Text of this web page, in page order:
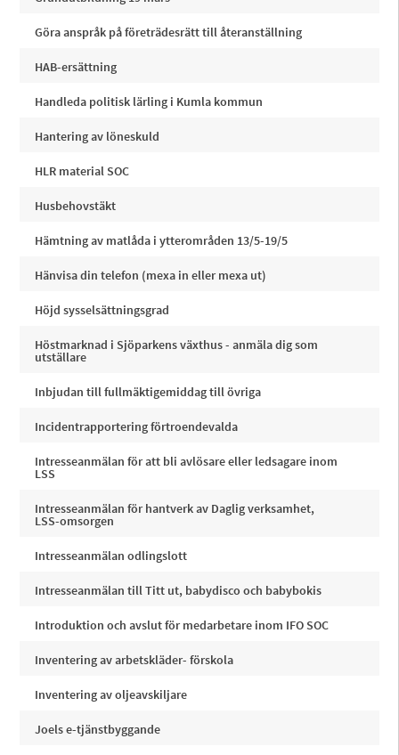
Göra anspråk på företrädesrätt till återanställning
HAB-ersättning
Handleda politisk lärling i Kumla kommun
Hantering av löneskuld
HLR material SOC
Husbehovstäkt
Hämtning av matlåda i ytterområden 13/5-19/5
Hänvisa din telefon (mexa in eller mexa ut)
Höjd sysselsättningsgrad
Höstmarknad i Sjöparkens växthus - anmäla dig som
utställare
Inbjudan till fullmäktigemiddag till övriga
Incidentrapportering förtroendevalda
Intresseanmälan för att bli avlösare eller ledsagare inom
LSS
Intresseanmälan för hantverk av Daglig verksamhet,
LSS-omsorgen
Intresseanmälan odlingslott
Intresseanmälan till Titt ut, babydisco och babybokis
Introduktion och avslut för medarbetare inom IFO SOC
Inventering av arbetskläder- förskola
Inventering av oljeavskiljare
Joels e-tjänstbyggande